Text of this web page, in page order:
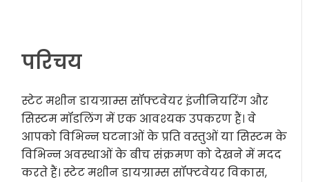
परिचय
स्टेट मशीन डायग्राम्स सॉफ्टवेयर इंजीनियरिंग और
सिस्टम मॉडलिंग में एक आवश्यक उपकरण हैं। वे
आपको विभिन्न घटनाओं के प्रति वस्तुओं या सिस्टम के
विभिन्न अवस्थाओं के बीच संक्रमण को देखने में मदद
करते हैं। स्टेट मशीन डायग्राम्स सॉफ्टवेयर विकास,